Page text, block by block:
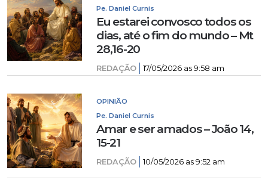
Pe. Daniel Curnis
Eu estarei convosco todos os
dias, até o fim do mundo – Mt
28,16-20
REDAÇÃO 17/05/2026 as 9:58 am
OPINIÃO
Pe. Daniel Curnis
Amar e ser amados – João 14,
15-21
REDAÇÃO 10/05/2026 as 9:52 am